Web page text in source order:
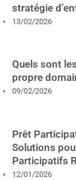
stratégie
13/02/2026
Quels sont
propre
09/02/2026
Prêt
Solutions
Participatifs
12/01/2026